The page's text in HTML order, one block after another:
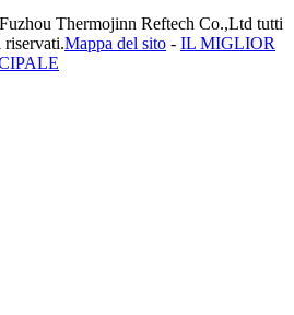
Thermojinn Reftech Co.,Ltd tutti
Mappa del sito - IL MIGLIOR